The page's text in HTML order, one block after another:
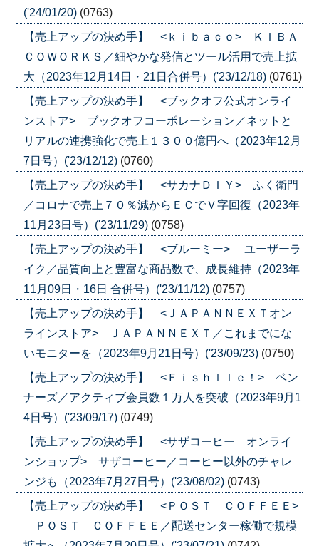
('24/01/20) (0763)
【売上アップの決め手】 <ｋｉｂａｃｏ> ＫＩＢＡ
ＣＯＷＯＲＫＳ／細やかな発信とツール活用で売上拡
大（2023年12月14日・21日合併号）('23/12/18) (0761)
【売上アップの決め手】 <ブックオフ公式オンライ
ンストア> ブックオフコーポレーション／ネットと
リアルの連携強化で売上１３００億円へ（2023年12月
7日号）('23/12/12) (0760)
【売上アップの決め手】 <サカナＤＩＹ> ふく衛門
／コロナで売上７０％減からＥＣでＶ字回復（2023年
11月23日号）('23/11/29) (0758)
【売上アップの決め手】 <ブルーミー> ユーザーラ
イク／品質向上と豊富な商品数で、成長維持（2023年
11月09日・16日 合併号）('23/11/12) (0757)
【売上アップの決め手】 <ＪＡＰＡＮＮＥＸＴオン
ラインストア> ＪＡＰＡＮＮＥＸＴ／これまでにな
いモニターを（2023年9月21日号）('23/09/23) (0750)
【売上アップの決め手】 <Ｆｉｓｈｌｌｅ！> ベン
ナーズ／アクティブ会員数１万人を突破（2023年9月1
4日号）('23/09/17) (0749)
【売上アップの決め手】 <サザコーヒー オンライ
ンショップ> サザコーヒー／コーヒー以外のチャレ
ンジも（2023年7月27日号）('23/08/02) (0743)
【売上アップの決め手】 <ＰＯＳＴ ＣＯＦＦＥＥ>
ＰＯＳＴ ＣＯＦＦＥＥ／配送センター稼働で規模